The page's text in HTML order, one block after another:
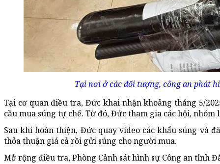
Tại nơi ở các đối tượng, công an phát
Tại cơ quan điều tra, Đức khai nhận khoảng tháng 5/
cầu mua súng tự chế. Từ đó, Đức tham gia các hội,
Sau khi hoàn thiện, Đức quay video các khẩu súng và
thỏa thuận giá cả rồi gửi súng cho người mua.
Mở rộng điều tra, Phòng Cảnh sát hình sự Công an tỉnh